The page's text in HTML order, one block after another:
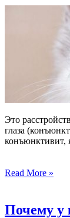
Это
глаза
конъюнктивит,
Read More »
Почему у